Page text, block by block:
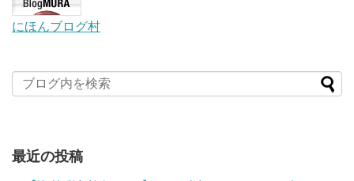
にほんブログ村
最近の投稿